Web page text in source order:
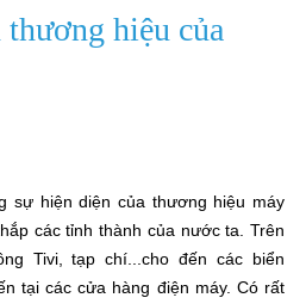
hiệu của
sự hiện diện của thương hiệu máy
các tỉnh thành của nước ta. Trên
Tivi, tạp chí...cho đến các biển
tại các cửa hàng điện máy. Có rất